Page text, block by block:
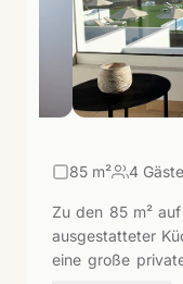
85 m² 4 Gäste
Zu den 85 m²
ausgestatteter
eine große